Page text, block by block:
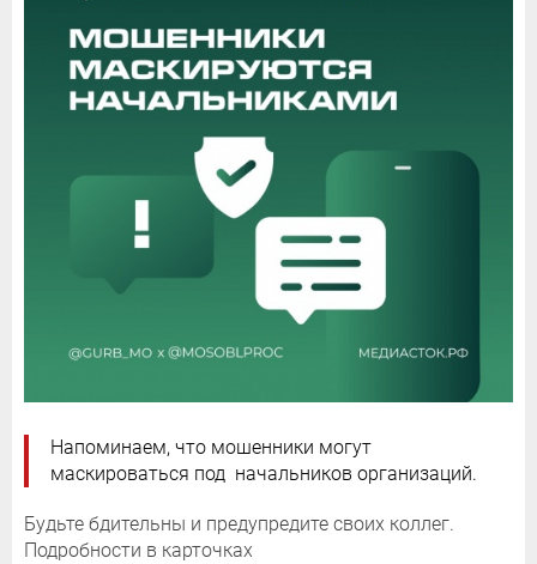
Напоминаем, что мошенники могут
маскироваться под начальников организаций.
Будьте бдительны и предупредите своих коллег.
Подробности в карточках